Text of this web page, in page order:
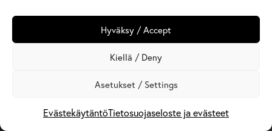
Hyväksy / Accept
Kiellä / Deny
Asetukset / Settings
EvästekäytäntöTietosuojaseloste ja evästeet